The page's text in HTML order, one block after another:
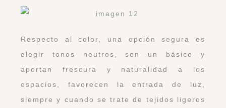
Respecto al color, una opción segura es
elegir tonos neutros, son un básico y
aportan frescura y naturalidad a los
espacios, favorecen la entrada de luz,
siempre y cuando se trate de tejidos ligeros